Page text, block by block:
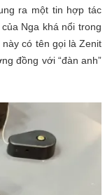
ra một tin hợp tác
Nga khá nổi trong
có tên gọi là Zenit
đồng với “đàn anh”